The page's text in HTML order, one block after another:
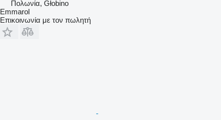
Πολωνία, Głobino
Emmarol
Επικοινωνία με τον πωλητή